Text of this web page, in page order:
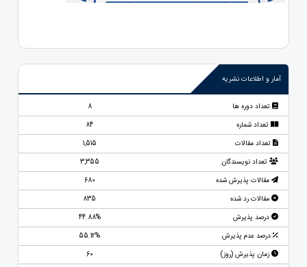
آمار و اطلاعات نشریه
تعداد دوره ها
8
تعداد شماره
84
تعداد مقالات
1,515
تعداد نویسندگان
3,355
مقالات پذیرش شده
680
مقالات رد شده
835
درصد پذیرش
44.88%
درصد عدم پذیرش
55.12%
زمان پذیرش (روز)
60